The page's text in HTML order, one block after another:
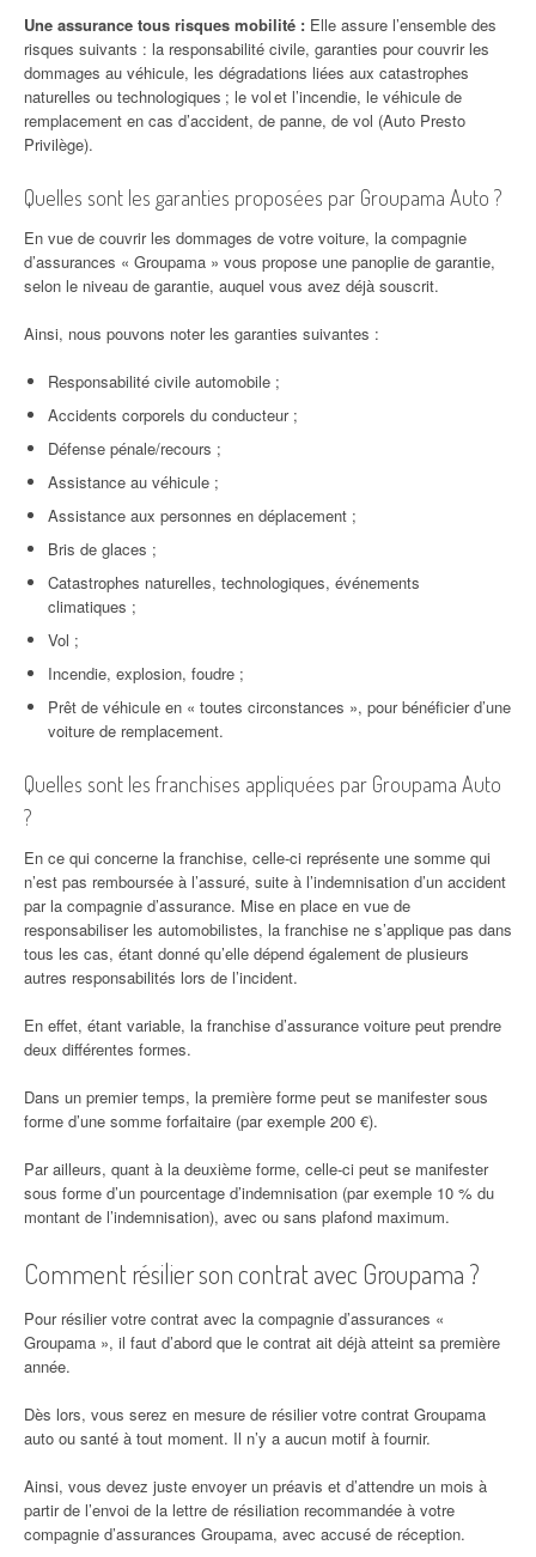
Une assurance tous risques mobilité : Elle assure l’ensemble des
risques suivants : la responsabilité civile, garanties pour couvrir les
dommages au véhicule, les dégradations liées aux catastrophes
naturelles ou technologiques ; le vol et l’incendie, le véhicule de
remplacement en cas d’accident, de panne, de vol (Auto Presto
Privilège).
Quelles sont les garanties proposées par Groupama Auto ?
En vue de couvrir les dommages de votre voiture, la compagnie
d’assurances « Groupama » vous propose une panoplie de garantie,
selon le niveau de garantie, auquel vous avez déjà souscrit.
Ainsi, nous pouvons noter les garanties suivantes :
Responsabilité civile automobile ;
Accidents corporels du conducteur ;
Défense pénale/recours ;
Assistance au véhicule ;
Assistance aux personnes en déplacement ;
Bris de glaces ;
Catastrophes naturelles, technologiques, événements
climatiques ;
Vol ;
Incendie, explosion, foudre ;
Prêt de véhicule en « toutes circonstances », pour bénéficier d’une
voiture de remplacement.
Quelles sont les franchises appliquées par Groupama Auto
?
En ce qui concerne la franchise, celle-ci représente une somme qui
n’est pas remboursée à l’assuré, suite à l’indemnisation d’un accident
par la compagnie d’assurance. Mise en place en vue de
responsabiliser les automobilistes, la franchise ne s’applique pas dans
tous les cas, étant donné qu’elle dépend également de plusieurs
autres responsabilités lors de l’incident.
En effet, étant variable, la franchise d’assurance voiture peut prendre
deux différentes formes.
Dans un premier temps, la première forme peut se manifester sous
forme d’une somme forfaitaire (par exemple 200 €).
Par ailleurs, quant à la deuxième forme, celle-ci peut se manifester
sous forme d’un pourcentage d’indemnisation (par exemple 10 % du
montant de l’indemnisation), avec ou sans plafond maximum.
Comment résilier son contrat avec Groupama ?
Pour résilier votre contrat avec la compagnie d’assurances «
Groupama », il faut d’abord que le contrat ait déjà atteint sa première
année.
Dès lors, vous serez en mesure de résilier votre contrat Groupama
auto ou santé à tout moment. Il n’y a aucun motif à fournir.
Ainsi, vous devez juste envoyer un préavis et d’attendre un mois à
partir de l’envoi de la lettre de résiliation recommandée à votre
compagnie d’assurances Groupama, avec accusé de réception.